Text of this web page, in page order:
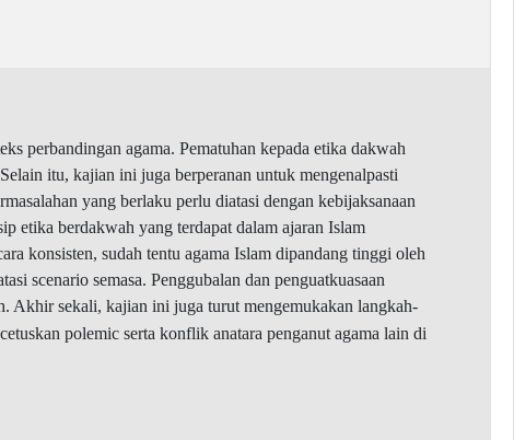
perbandingan agama. Pematuhan kepada etika dakwah
itu, kajian ini juga berperanan untuk mengenalpasti
yang berlaku perlu diatasi dengan kebijaksanaan
etika berdakwah yang terdapat dalam ajaran Islam
konsisten, sudah tentu agama Islam dipandang tinggi oleh
scenario semasa. Penggubalan dan penguatkuasaan
Akhir sekali, kajian ini juga turut mengemukakan langkah-
polemic serta konflik anatara penganut agama lain di